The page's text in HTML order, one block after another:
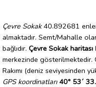
Çevre Sokak40.892681
almaktadır. Semt/Mahalle
bağlıdır. Çevre Sokak haritası
merkezinde
Rakımı (deniz seviyesinden
GPS koordinatları 40° 53´